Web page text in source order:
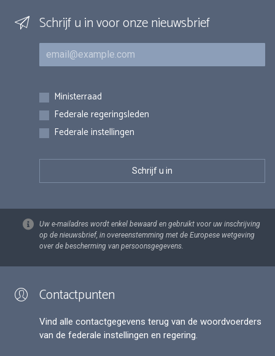
Schrijf u in voor onze nieuwsbrief
E-mail
Inschrijvingen
Ministerraad
Federale regeringsleden
Federale instellingen
Uw e-mailadres wordt enkel bewaard en gebruikt voor uw inschrijving
op de nieuwsbrief, in overeenstemming met de Europese wetgeving
over de bescherming van persoonsgegevens.
Contactpunten
Vind alle contactgegevens terug van de woordvoerders
van de federale instellingen en regering.